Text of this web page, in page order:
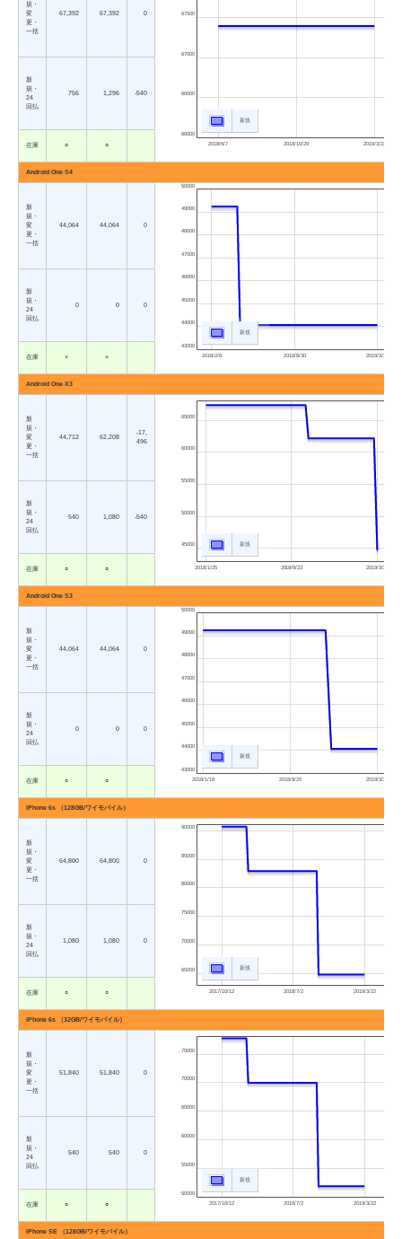
規・
変
更・
一括
67,392 67,392 0
2018/6/7 2018/10/29 2019/3/22
66000
66500
67000
67500
新規
新
規・
24
回払
756 1,296 -540
在庫 ○ ○
Android One S4
新
規・
変
更・
一括
44,064 44,064 0
2018/2/8 2018/8/30 2019/3/22
43000
44000
45000
46000
47000
48000
49000
50000
新規
新
規・
24
回払
0 0 0
在庫 × ×
Android One X3
新
規・
変
更・
一括
44,712 62,208
-17,
496
2018/1/25 2018/8/23 2019/3/22
45000
50000
55000
60000
65000
新規
新
規・
24
回払
540 1,080 -540
在庫 ○ ○
Android One S3
新
規・
変
更・
一括
44,064 44,064 0
2018/1/18 2018/8/20 2019/3/22
43000
44000
45000
46000
47000
48000
49000
50000
新規
新
規・
24
回払
0 0 0
在庫 ○ ○
iPhone 6s （128GB/ワイモバイル）
新
規・
変
更・
一括
64,800 64,800 0
2017/10/12 2018/7/2 2019/3/22
65000
70000
75000
80000
85000
90000
新規
新
規・
24
回払
1,080 1,080 0
在庫 ○ ○
iPhone 6s （32GB/ワイモバイル）
新
規・
変
更・
一括
51,840 51,840 0
2017/10/12 2018/7/2 2019/3/22
50000
55000
60000
65000
70000
75000
新規
新
規・
24
回払
540 540 0
在庫 ○ ○
iPhone SE （128GB/ワイモバイル）